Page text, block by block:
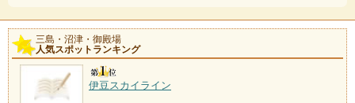
三島・沼津・御殿場
人気スポットランキング
伊豆スカイライン